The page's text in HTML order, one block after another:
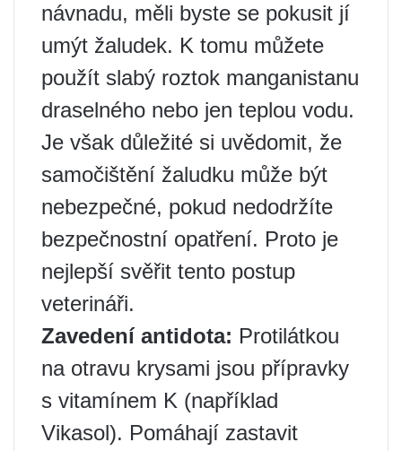
návnadu, měli byste se pokusit jí
umýt žaludek. K tomu můžete
použít slabý roztok manganistanu
draselného nebo jen teplou vodu.
Je však důležité si uvědomit, že
samočištění žaludku může být
nebezpečné, pokud nedodržíte
bezpečnostní opatření. Proto je
nejlepší svěřit tento postup
veterináři.
Zavedení antidota: Protilátkou
na otravu krysami jsou přípravky
s vitamínem K (například
Vikasol). Pomáhají zastavit